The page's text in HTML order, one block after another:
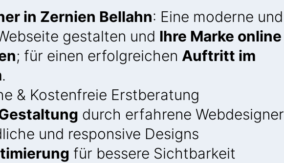
in Zernien Bellahn: Eine moderne und
gestalten und Ihre Marke online
; für einen erfolgreichen Auftritt im
.
& Kostenfreie Erstberatung
durch erfahrene Webdesigner
und responsive Designs
für bessere Sichtbarkeit